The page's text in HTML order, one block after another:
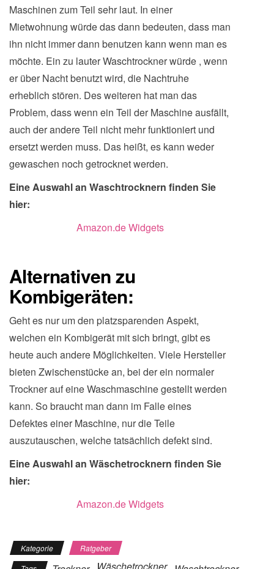
Maschinen zum Teil sehr laut. In einer
Mietwohnung würde das dann bedeuten, dass man
ihn nicht immer dann benutzen kann wenn man es
möchte. Ein zu lauter Waschtrockner würde , wenn
er über Nacht benutzt wird, die Nachtruhe
erheblich stören. Des weiteren hat man das
Problem, dass wenn ein Teil der Maschine ausfällt,
auch der andere Teil nicht mehr funktioniert und
ersetzt werden muss. Das heißt, es kann weder
gewaschen noch getrocknet werden.
Eine Auswahl an Waschtrocknern finden Sie
hier:
Amazon.de Widgets
Alternativen zu
Kombigeräten:
Geht es nur um den platzsparenden Aspekt,
welchen ein Kombigerät mit sich bringt, gibt es
heute auch andere Möglichkeiten. Viele Hersteller
bieten Zwischenstücke an, bei der ein normaler
Trockner auf eine Waschmaschine gestellt werden
kann. So braucht man dann im Falle eines
Defektes einer Maschine, nur die Teile
auszutauschen, welche tatsächlich defekt sind.
Eine Auswahl an Wäschetrocknern finden Sie
hier:
Amazon.de Widgets
Kategorie
Ratgeber